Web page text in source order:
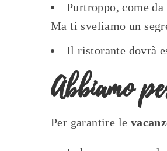
Purtroppo, come
Ma ti sveliamo un
Il ristorante dovrà
Abbiamo
Per garantire le